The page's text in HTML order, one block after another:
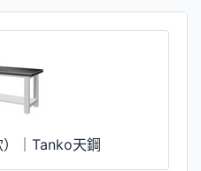
｜Tanko天鋼